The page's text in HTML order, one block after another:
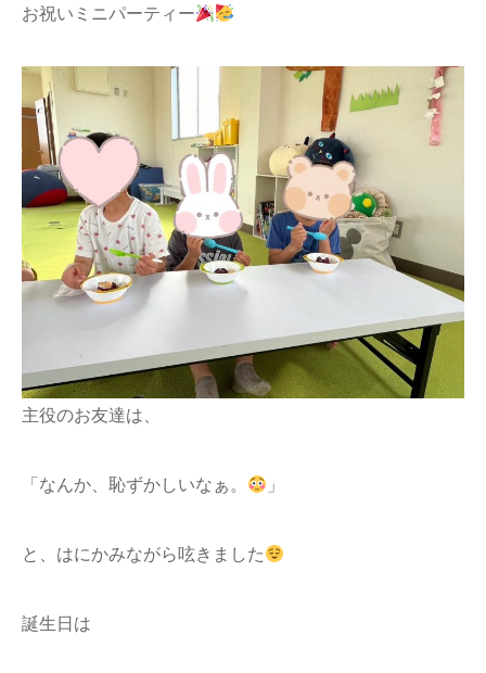
お祝いミニパーティー
主役のお友達は、
「なんか、恥ずかしいなぁ。 」
と、はにかみながら呟きました
誕生日は